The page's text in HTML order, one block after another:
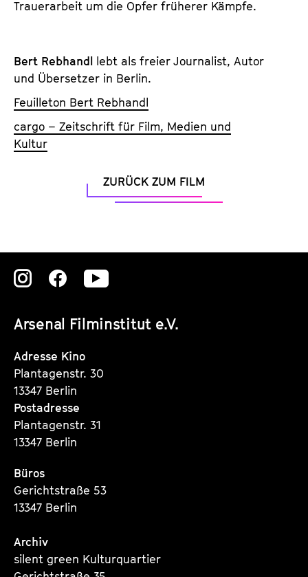
Trauerarbeit um die Opfer früherer Kämpfe.
Bert Rebhandl
lebt als freier Journalist, Autor
und Übersetzer in Berlin.
Feuilleton Bert Rebhandl
cargo – Zeitschrift für Film, Medien und
Kultur
ZURÜCK ZUM FILM
Arsenal Filminstitut e.V.
Zu
Instagram
Seite
Zu
Instagram
Seite
Zu
Instagram
Adresse Kino
Plantagenstr. 30
13347 Berlin
Postadresse
Plantagenstr. 31
13347 Berlin
Büros
Gerichtstraße 53
13347 Berlin
Archiv
silent green Kulturquartier